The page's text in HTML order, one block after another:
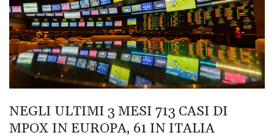
NEGLI ULTIMI 3 MESI 713 CASI DI
MPOX IN EUROPA, 61 IN ITALIA